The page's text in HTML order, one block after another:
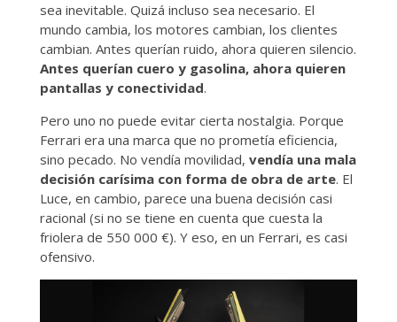
sea inevitable. Quizá incluso sea necesario. El
mundo cambia, los motores cambian, los clientes
cambian. Antes querían ruido, ahora quieren silencio.
Antes querían cuero y gasolina, ahora quieren
pantallas y conectividad.
Pero uno no puede evitar cierta nostalgia. Porque
Ferrari era una marca que no prometía eficiencia,
sino pecado. No vendía movilidad, vendía una mala
decisión carísima con forma de obra de arte. El
Luce, en cambio, parece una buena decisión casi
racional (si no se tiene en cuenta que cuesta la
friolera de 550 000 €). Y eso, en un Ferrari, es casi
ofensivo.